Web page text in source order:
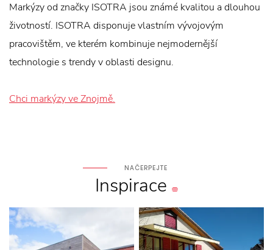
Markýzy od značky ISOTRA jsou známé kvalitou a dlouhou
životností. ISOTRA disponuje vlastním vývojovým
pracovištěm, ve kterém kombinuje nejmodernější
technologie s trendy v oblasti designu.
Chci markýzy ve Znojmě.
NAČERPEJTE
Inspirace